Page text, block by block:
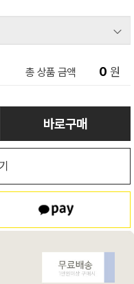
총 상품 금액 0 원
바로구매